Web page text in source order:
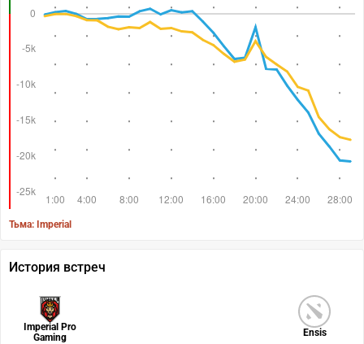
Тьма: Imperial
История встреч
Imperial Pro
Gaming
Ensis